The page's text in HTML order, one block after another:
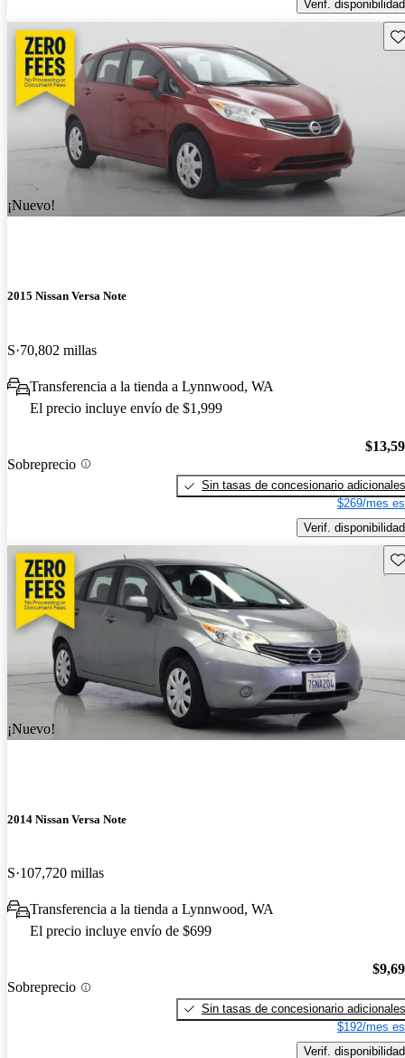
Verif. disponibilidad
¡Nuevo!
2015 Nissan Versa Note
S 70,802 millas
Transferencia a la tienda a Lynnwood, WA
El precio incluye envío de $1,999
Sobreprecio
Sin tasas de concesionario adicionales
$269/mes
Verif. disponibilidad
¡Nuevo!
2014 Nissan Versa Note
S 107,720 millas
Transferencia a la tienda a Lynnwood, WA
El precio incluye envío de $699
Sobreprecio
Sin tasas de concesionario adicionales
$192/mes
Verif. disponibilidad